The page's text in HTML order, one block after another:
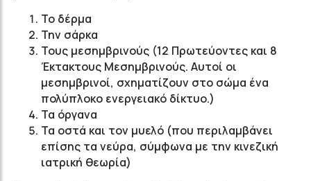
Το δέρμα
Την σάρκα
Τους μεσημβρινούς (12 Πρωτεύοντες και 8
Έκτακτους Μεσημβρινούς. Αυτοί οι
μεσημβρινοί, σχηματίζουν στο σώμα ένα
πολύπλοκο ενεργειακό δίκτυο.)
Τα όργανα
Τα οστά και τον μυελό (που περιλαμβάνει
επίσης τα νεύρα, σύμφωνα με την κινεζική
ιατρική θεωρία)